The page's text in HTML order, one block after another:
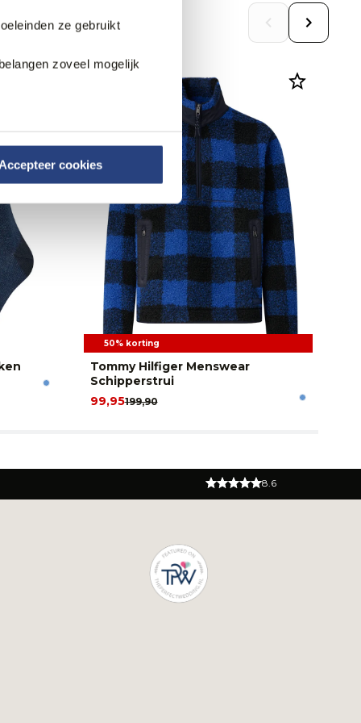
ze gebruikt
zoveel mogelijk
cookies
50% korting
Tommy Hilfiger Menswear
Schipperstrui
199,90
99,95
8.6